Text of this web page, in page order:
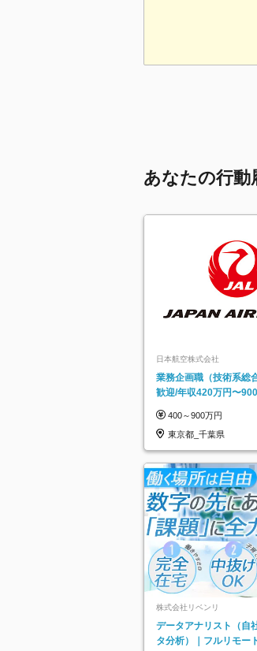
あなたの行動
日本航空株式会社
業務企画職（技術系総
歓迎/年収420万円〜
400～900万円
東京都_千葉県
株式会社リベンリ
データアナリスト（自
タ分析）｜フルリモー